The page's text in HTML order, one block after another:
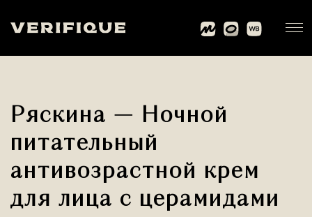
Ряскина — Ночной
питательный
антивозрастной крем
для лица с церамидами